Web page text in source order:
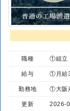
職種 ①組立
給与 ①月給
勤務地 ①大阪
更新 2026-